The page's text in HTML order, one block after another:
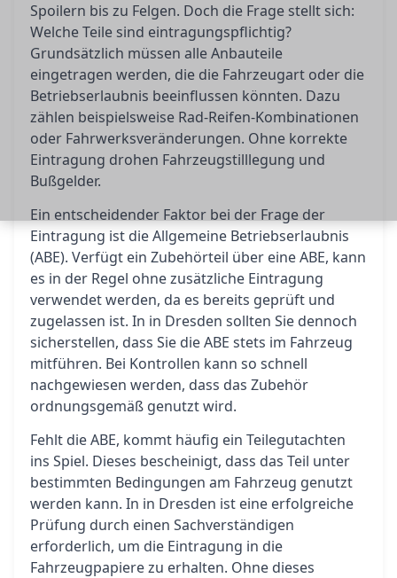
Spoilern bis zu Felgen. Doch die Frage stellt sich:
Welche Teile sind eintragungspflichtig?
Grundsätzlich müssen alle Anbauteile
eingetragen werden, die die Fahrzeugart oder die
Betriebserlaubnis beeinflussen könnten. Dazu
zählen beispielsweise Rad-Reifen-Kombinationen
oder Fahrwerksveränderungen. Ohne korrekte
Eintragung drohen Fahrzeugstilllegung und
Bußgelder.
Ein entscheidender Faktor bei der Frage der
Eintragung ist die Allgemeine Betriebserlaubnis
(ABE). Verfügt ein Zubehörteil über eine ABE, kann
es in der Regel ohne zusätzliche Eintragung
verwendet werden, da es bereits geprüft und
zugelassen ist. In in Dresden sollten Sie dennoch
sicherstellen, dass Sie die ABE stets im Fahrzeug
mitführen. Bei Kontrollen kann so schnell
nachgewiesen werden, dass das Zubehör
ordnungsgemäß genutzt wird.
Fehlt die ABE, kommt häufig ein Teilegutachten
ins Spiel. Dieses bescheinigt, dass das Teil unter
bestimmten Bedingungen am Fahrzeug genutzt
werden kann. In in Dresden ist eine erfolgreiche
Prüfung durch einen Sachverständigen
erforderlich, um die Eintragung in die
Fahrzeugpapiere zu erhalten. Ohne dieses